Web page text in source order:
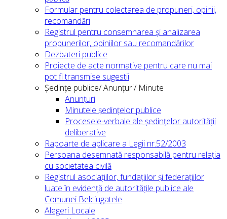
Formular pentru colectarea de propuneri, opinii,
recomandări
Registrul pentru consemnarea și analizarea
propunerilor, opiniilor sau recomandărilor
Dezbateri publice
Proiecte de acte normative pentru care nu mai
pot fi transmise sugestii
Ședințe publice/ Anunțuri/ Minute
Anunțuri
Minutele ședințelor publice
Procesele-verbale ale ședințelor autorității
deliberative
Rapoarte de aplicare a Legii nr.52/2003
Persoana desemnată responsabilă pentru relația
cu societatea civilă
Registrul asociațiilor, fundațiilor și federațiilor
luate în evidență de autoritățile publice ale
Comunei Belciugatele
Alegeri Locale